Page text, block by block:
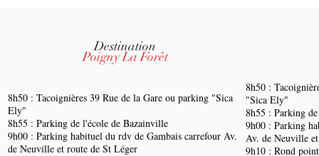
Destination
Poigny La Forêt
8h50 : Tacoignières 39 Rue de la Gare ou parking "Sica
Ely"
8h55 : Parking de l'école de Bazainville
9h00 : Parking habituel du rdv de Gambais carrefour Av.
de Neuville et route de St Léger
8h50 :
"Sica Ely"
8h55 : Parking
9h00 : Parking
Av. de Neuville
9h10 : Rond